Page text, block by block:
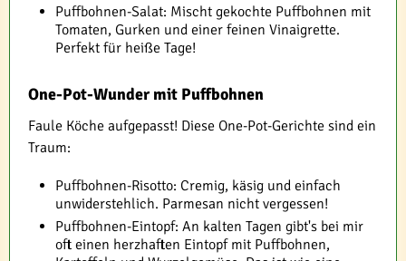
Puffbohnen-Salat: Mischt gekochte Puffbohnen mit
Tomaten, Gurken und einer feinen Vinaigrette.
Perfekt für heiße Tage!
One-Pot-Wunder mit Puffbohnen
Faule Köche aufgepasst! Diese One-Pot-Gerichte sind ein
Traum:
Puffbohnen-Risotto: Cremig, käsig und einfach
unwiderstehlich. Parmesan nicht vergessen!
Puffbohnen-Eintopf: An kalten Tagen gibt's bei mir
oft einen herzhaften Eintopf mit Puffbohnen,